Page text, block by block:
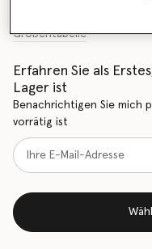
Größentabelle
Erfahren Sie als
Lager ist
Benachrichtigen Sie mich
vorrätig ist